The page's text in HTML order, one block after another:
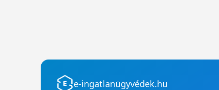
e-ingatlanügyvédek.hu